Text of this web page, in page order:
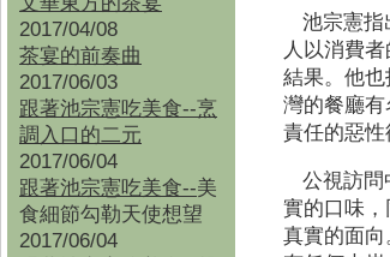
2017/04/08
茶宴的前奏曲
2017/06/03
跟著池宗憲吃美食--烹
調入口的二元
2017/06/04
跟著池宗憲吃美食--美
食細節勾勒天使想望
2017/06/04
池宗憲指
人以消費
結果。他
灣的餐廳
責任的惡性
公視訪問
實的口味
真實的面